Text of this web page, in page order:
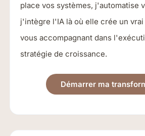
place vos systèmes, j'automatise
j'intègre l'IA là où elle crée un
vous accompagnant dans
stratégie de croissance.
Démarrer ma